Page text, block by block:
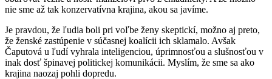
nie sme až tak konzervatívna krajina, akou sa javíme.
Je pravdou, že ľudia boli pri voľbe ženy skeptickí, možno aj preto,
že ženské zastúpenie v súčasnej koalícii ich sklamalo. Avšak
Čaputová u ľudí vyhrala inteligenciou, úprimnosťou a slušnosťou v
inak dosť špinavej politickej komunikácii. Myslím, že sme sa ako
krajina naozaj pohli dopredu.